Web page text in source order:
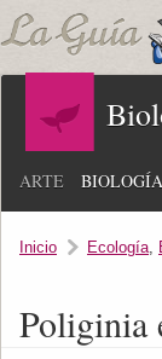
ARTE BIOLOGÍA
Inicio Ecología,
Poliginia